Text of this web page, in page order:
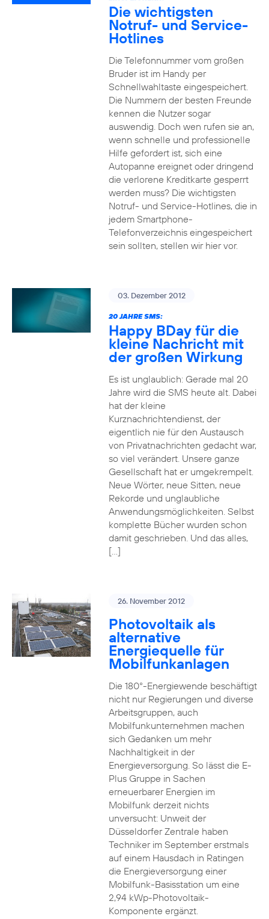
Die wichtigsten
Notruf- und Service-
Hotlines
Die Telefonnummer vom großen
Bruder ist im Handy per
Schnellwahltaste eingespeichert.
Die Nummern der besten Freunde
kennen die Nutzer sogar
auswendig. Doch wen rufen sie an,
wenn schnelle und professionelle
Hilfe gefordert ist, sich eine
Autopanne ereignet oder dringend
die verlorene Kreditkarte gesperrt
werden muss? Die wichtigsten
Notruf- und Service-Hotlines, die in
jedem Smartphone-
Telefonverzeichnis eingespeichert
sein sollten, stellen wir hier vor.
03. Dezember 2012
20 JAHRE SMS:
Happy BDay für die
kleine Nachricht mit
der großen Wirkung
Es ist unglaublich: Gerade mal 20
Jahre wird die SMS heute alt. Dabei
hat der kleine
Kurznachrichtendienst, der
eigentlich nie für den Austausch
von Privatnachrichten gedacht war,
so viel verändert. Unsere ganze
Gesellschaft hat er umgekrempelt.
Neue Wörter, neue Sitten, neue
Rekorde und unglaubliche
Anwendungsmöglichkeiten. Selbst
komplette Bücher wurden schon
damit geschrieben. Und das alles,
[…]
26. November 2012
Photovoltaik als
alternative
Energiequelle für
Mobilfunkanlagen
Die 180°-Energiewende beschäftigt
nicht nur Regierungen und diverse
Arbeitsgruppen, auch
Mobilfunkunternehmen machen
sich Gedanken um mehr
Nachhaltigkeit in der
Energieversorgung. So lässt die E-
Plus Gruppe in Sachen
erneuerbarer Energien im
Mobilfunk derzeit nichts
unversucht: Unweit der
Düsseldorfer Zentrale haben
Techniker im September erstmals
auf einem Hausdach in Ratingen
die Energieversorgung einer
Mobilfunk-Basisstation um eine
2,94 kWp-Photovoltaik-
Komponente ergänzt.